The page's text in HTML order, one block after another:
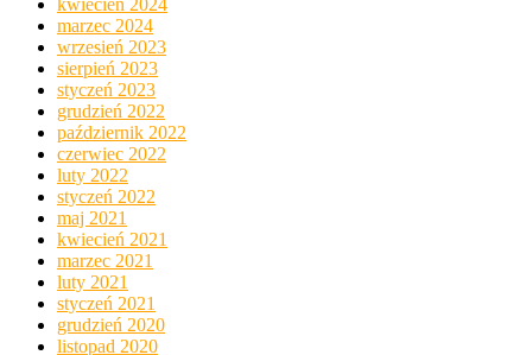
marzec 2024
wrzesień 2023
sierpień 2023
styczeń 2023
grudzień 2022
październik 2022
czerwiec 2022
luty 2022
styczeń 2022
maj 2021
kwiecień 2021
marzec 2021
luty 2021
styczeń 2021
grudzień 2020
listopad 2020